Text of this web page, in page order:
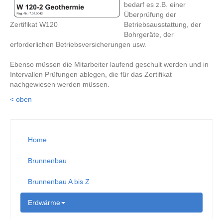
Zertifikat W120
bedarf es z.B. einer
Überprüfung der
Betriebsausstattung, der
Bohrgeräte, der
erforderlichen Betriebsversicherungen usw.
Ebenso müssen die Mitarbeiter laufend geschult werden und in
Intervallen Prüfungen ablegen, die für das Zertifikat
nachgewiesen werden müssen.
< oben
Home
Brunnenbau
Brunnenbau A bis Z
Erdwärme